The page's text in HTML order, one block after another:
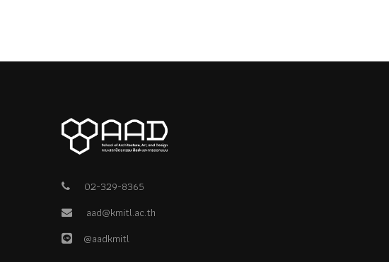
02-329-8365
aad@kmitl.ac.th
@aadkmitl